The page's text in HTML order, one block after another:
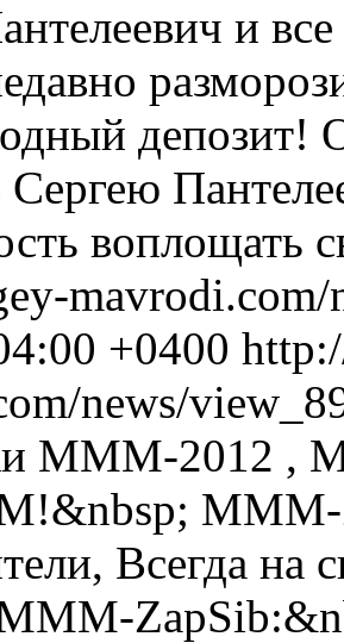
и
депозит!
Сергею
воплощать
+0400
news/
МММ-2012
MMM-
Всегда на